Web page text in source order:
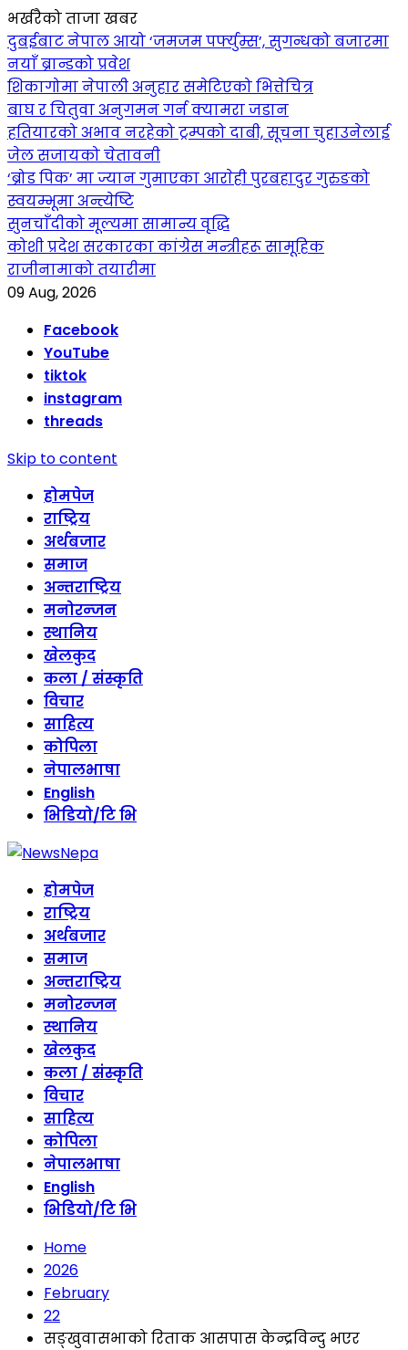
भर्खरैको ताजा खबर
दुबईबाट नेपाल आयो ‘जमजम पर्फ्युम्स’, सुगन्धको बजारमा
नयाँ ब्रान्डको प्रवेश
शिकागोमा नेपाली अनुहार समेटिएको भित्तेचित्र
बाघ र चितुवा अनुगमन गर्न क्यामरा जडान
हतियारको अभाव नरहेको ट्रम्पको दाबी, सूचना चुहाउनेलाई
जेल सजायको चेतावनी
‘ब्रोड पिक’ मा ज्यान गुमाएका आराेही पुरबहादुर गुरुङको
स्वयम्भूमा अन्त्येष्टि
सुनचाँदीको मूल्यमा सामान्य वृद्धि
कोशी प्रदेश सरकारका कांग्रेस मन्त्रीहरू सामूहिक
राजीनामाको तयारीमा
09 Aug, 2026
Facebook
YouTube
tiktok
instagram
threads
Skip to content
होमपेज
राष्ट्रिय
अर्थबजार
समाज
अन्तराष्ट्रिय
मनोरन्जन
स्थानिय
खेलकुद
कला / संस्कृति
विचार
साहित्य
कोपिला
नेपालभाषा
English
भिडियो/टि भि
होमपेज
राष्ट्रिय
अर्थबजार
समाज
अन्तराष्ट्रिय
मनोरन्जन
स्थानिय
खेलकुद
कला / संस्कृति
विचार
साहित्य
कोपिला
नेपालभाषा
English
भिडियो/टि भि
Home
2026
February
22
सङ्खुवासभाको रिताक आसपास केन्द्रविन्दु भएर